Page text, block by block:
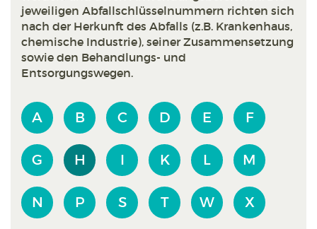
jeweiligen Abfallschlüsselnummern richten sich
nach der Herkunft des Abfalls (z.B. Krankenhaus,
chemische Industrie), seiner Zusammensetzung
sowie den Behandlungs- und
Entsorgungswegen.
A B C D E F
G H I K L M
N P S T W X